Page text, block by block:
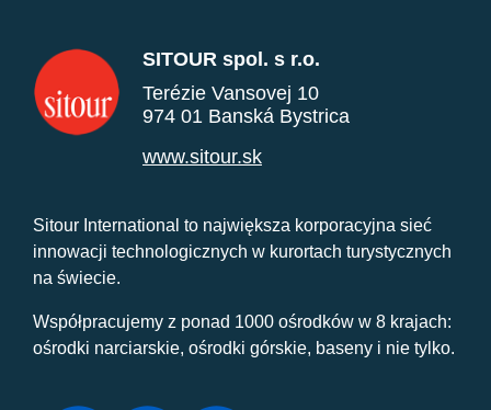
SITOUR spol. s r.o.
Terézie Vansovej 10
974 01 Banská Bystrica
www.sitour.sk
Sitour International to największa korporacyjna sieć
innowacji technologicznych w kurortach turystycznych
na świecie.
Współpracujemy z ponad 1000 ośrodków w 8 krajach:
ośrodki narciarskie, ośrodki górskie, baseny i nie tylko.